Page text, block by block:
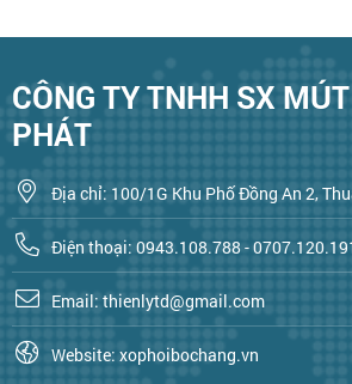
CÔNG TY TNHH SX
PHÁT
Địa chỉ: 100/1G Khu Phố Đồng An 2,
Điện thoại: 0943.108.788 -
Email: thienlytd@gmail.com
Website: xophoibochang.vn